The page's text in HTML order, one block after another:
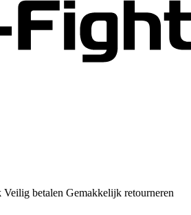
Veilig betalen Gemakkelijk retourneren